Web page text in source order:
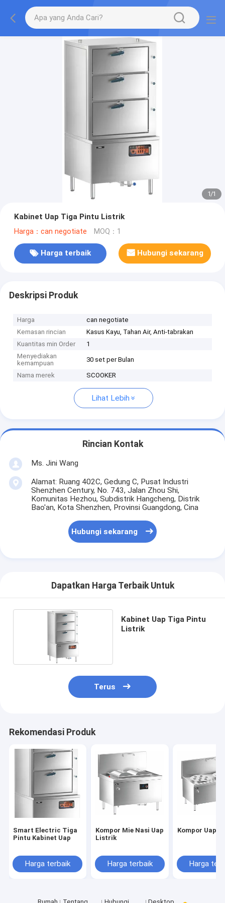
1/1
Kabinet Uap Tiga Pintu Listrik
Harga：can negotiate MOQ：1
Harga terbaik Hubungi sekarang
Deskripsi Produk
Harga
can negotiate
Kemasan rincian
Kasus Kayu, Tahan Air, Anti-tabrakan
Kuantitas min Order
1
Menyediakan
kemampuan
30 set per Bulan
Nama merek SCOOKER
Lihat Lebih
Rincian Kontak
Ms. Jini Wang
Alamat: Ruang 402C, Gedung C, Pusat Industri
Shenzhen Century, No. 743, Jalan Zhou Shi,
Komunitas Hezhou, Subdistrik Hangcheng, Distrik
Bao'an, Kota Shenzhen, Provinsi Guangdong, Cina
Hubungi sekarang
Dapatkan Harga Terbaik Untuk
Kabinet Uap Tiga Pintu
Listrik
Terus
Rekomendasi Produk
Smart Electric Tiga
Pintu Kabinet Uap
Harga terbaik
Kompor Mie Nasi Uap
Listrik
Harga terbaik
Kompor Uap
Harga